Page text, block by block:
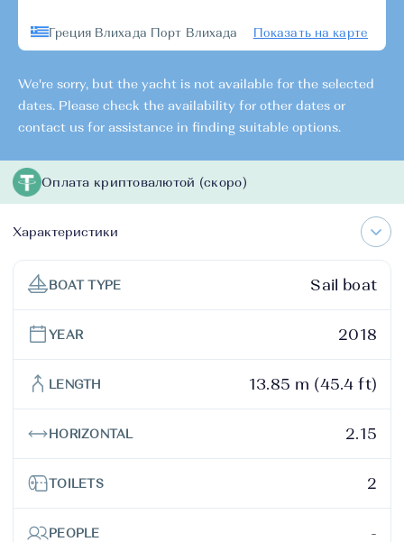
Греция Влихада Порт Влихада Показать на карте
We're sorry, but the yacht is not available for the selected
dates. Please check the availability for other dates or
contact us for assistance in finding suitable options.
Оплата криптовалютой (скоро)
Характеристики
BOAT TYPE Sail boat
YEAR 2018
LENGTH 13.85 m (45.4 ft)
HORIZONTAL 2.15
TOILETS 2
PEOPLE -